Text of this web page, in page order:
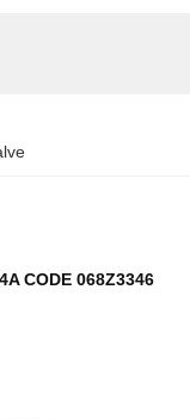
CODE 068Z3346